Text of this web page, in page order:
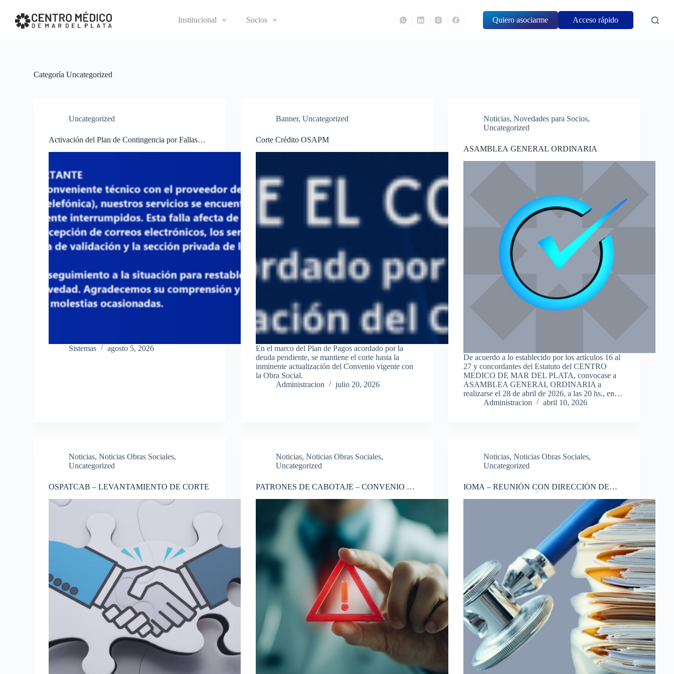
Institucional Socios Quiero asociarme Acceso rápido
Categoría Uncategorized
Uncategorized
Activación del Plan de Contingencia por Fallas
Sistemas agosto 5, 2026
Banner,Uncategorized
Corte Crédito OSAPM
En el marco del Plan de Pagos acordado por la
deuda pendiente, se mantiene el corte hasta la
inminente actualización del Convenio vigente con
la Obra Social.
Administracion
julio 20, 2026
Noticias, Novedades para Socios,
Uncategorized
ASAMBLEA GENERAL ORDINARIA
De acuerdo a lo establecido por los artículos 16 al
27 y concordantes del Estatuto del CENTRO
MEDICO DE MAR DEL PLATA, convocase a
ASAMBLEA GENERAL ORDINARIA a
realizarse el 28 de abril de 2026, a las 20 hs., en…
Administracion
abril 10, 2026
Noticias,Noticias Obras Sociales,
Uncategorized
OSPATCAB – LEVANTAMIENTO DE CORTE
Noticias,Noticias Obras Sociales,
Uncategorized
PATRONES DE CABOTAJE – CONVENIO EN
Noticias, Noticias Obras Sociales,
Uncategorized
IOMA – REUNIÓN CON DIRECCIÓN DE